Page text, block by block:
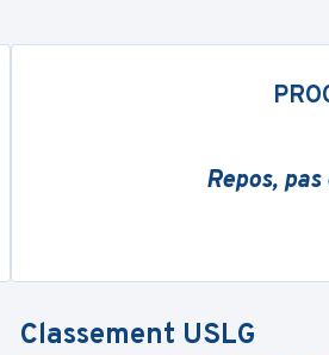
Repos,
Classement USLG